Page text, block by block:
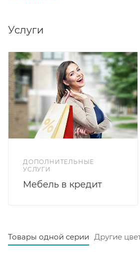
матраса 1400×2000 мм.
Услуги
ДОПОЛНИТЕЛЬНЫЕ
УСЛУГИ
Мебель в кредит
Товары одной серии Другие